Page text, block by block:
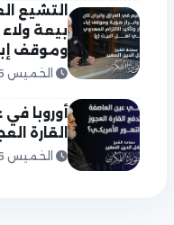
التشيع
بيعة
وموقف
الخميس 06 آب 2026
أوروبا
القارة
الخميس 06 آب 2026